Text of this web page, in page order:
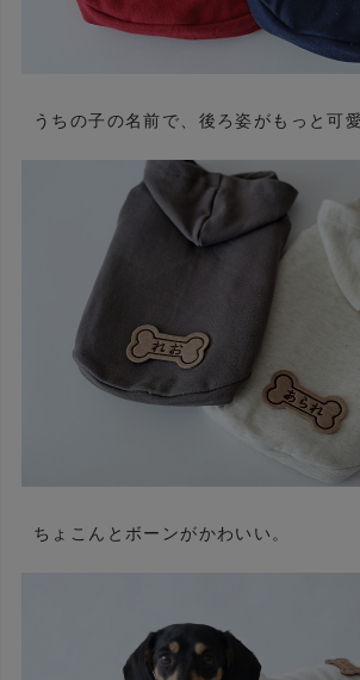
うちの子の名前で、後ろ姿がもっと可
ちょこんとボーンがかわいい。